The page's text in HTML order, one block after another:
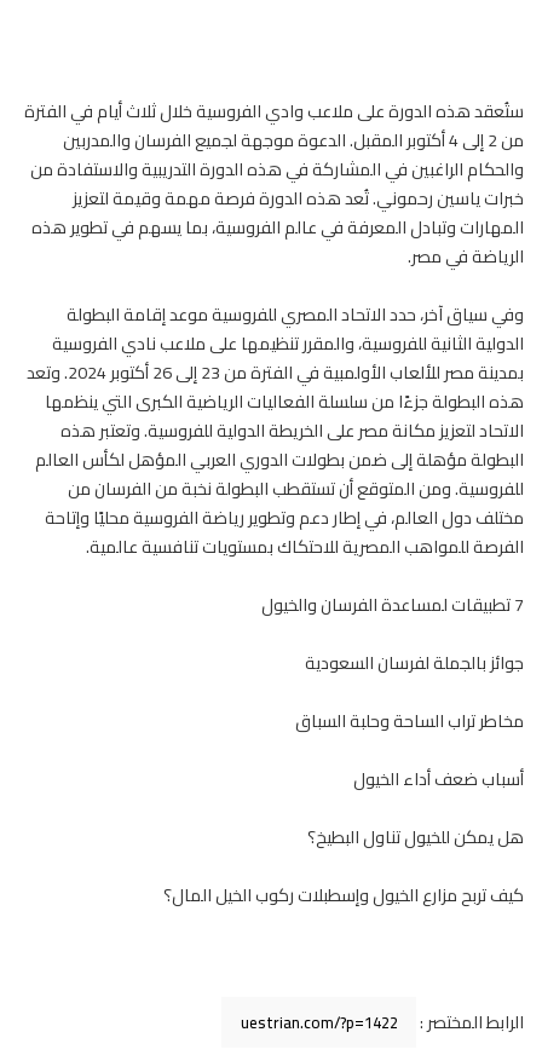
ستُعقد هذه الدورة على ملاعب وادي الفروسية خلال ثلاث أيام في الفترة
من 2 إلى 4 أكتوبر المقبل. الدعوة موجهة لجميع الفرسان والمدربين
والحكام الراغبين في المشاركة في هذه الدورة التدريبية والاستفادة من
خبرات ياسين رحموني. تُعد هذه الدورة فرصة مهمة وقيمة لتعزيز
المهارات وتبادل المعرفة في عالمالفروسية، بما يسهم في تطوير هذه
الرياضة في مصر.
وفي سياق آخر، حدد الاتحاد المصري للفروسية موعد إقامة البطولة
الدولية الثانية للفروسية، والمقرر تنظيمها على ملاعب نادي الفروسية
بمدينة مصر للألعاب الأولمبية في الفترة من 23 إلى 26 أكتوبر 2024. وتعد
هذه البطولة جزءًا من سلسلة الفعاليات الرياضية الكبرى التي ينظمها
الاتحاد لتعزيز مكانة مصر على الخريطة الدولية للفروسية. وتعتبر هذه
البطولة مؤهلة إلى ضمن بطولات الدوري العربي المؤهل لكأس العالم
للفروسية. ومن المتوقع أن تستقطب البطولة نخبة منالفرسانمن
مختلف دول العالم، في إطار دعم وتطويررياضة الفروسيةمحليًا وإتاحة
الفرصة للمواهب المصرية للاحتكاك بمستويات تنافسية عالمية.
7 تطبيقات لمساعدة الفرسان والخيول
جوائز بالجملة لفرسان السعودية
مخاطر تراب الساحة وحلبة السباق
أسباب ضعف أداء الخيول
هل يمكن للخيول تناول البطيخ؟
كيف تربح مزارع الخيول وإسطبلات ركوب الخيل المال؟
الرابط المختصر :